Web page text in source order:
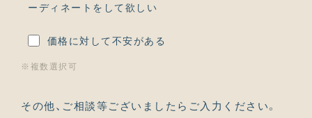
ーディネートをして欲しい
価格に対して不安がある
※複数選択可
その他、ご相談等ございましたらご入力ください。